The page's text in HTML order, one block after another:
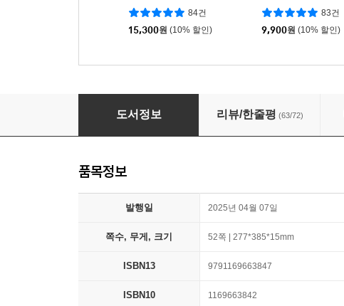
84건
15,300원 (10% 할인)
83건
9,900원 (10% 할인)
2025 문동균 한국사 지방직 대비 실전 봉투모의고사
도서정보 리뷰/한줄평 (63/72)
품목정보
발행일 2025년 04월 07일
쪽수, 무게, 크기 52쪽 | 277*385*15mm
ISBN13 9791169663847
ISBN10 1169663842